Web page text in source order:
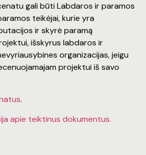
gali būti Labdaros ir paramos
teikėjai, kurie yra
ir skyrė paramą
išskyrus labdaros ir
organizacijas, jeigu
projektui iš savo
.
apie teiktinus dokumentus.